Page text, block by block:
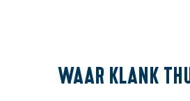
e
Waar klank